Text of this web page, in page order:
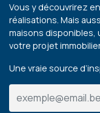
Vous y découvrirez
réalisations. Mais
maisons
votre projet
Une vraie source